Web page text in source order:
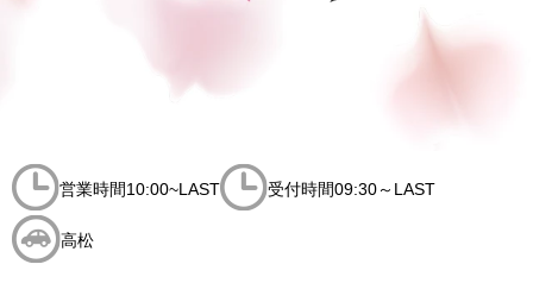
営業時間10:00~LAST 受付時間09:30～LAST
高松